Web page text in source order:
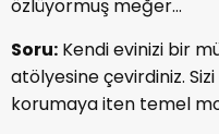
özlüyormuş meğer...
Soru: Kendi evinizi bir
atölyesine çevirdiniz.
korumaya iten temel